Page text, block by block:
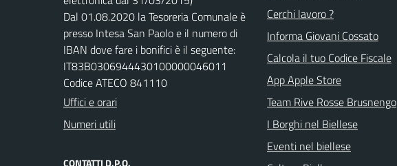
Dal 01.08.2020 la Tesoreria Comunale è
presso Intesa San Paolo e il numero di
IBAN dove fare i bonifici è il seguente:
IT83B0306944430100000046011
Codice ATECO 841110
Uffici e orari
Numeri utili
CONTATTI D.P.O.
Cerchi lavoro ?
Informa Giovani Cossato
Calcola il tuo Codice Fiscale
App Apple Store
Team Rive Rosse Brusnengo
I Borghi nel Biellese
Eventi nel biellese